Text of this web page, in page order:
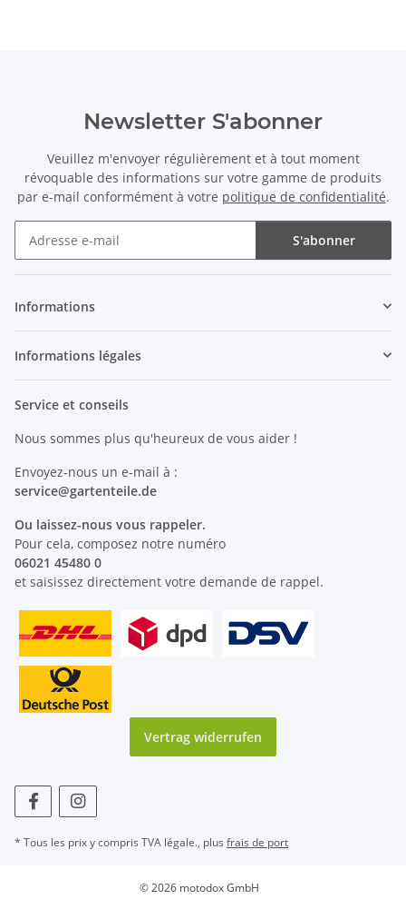
Newsletter S'abonner
Veuillez m'envoyer régulièrement et à tout moment
révoquable des informations sur votre gamme de produits
par e-mail conformément à votre politique de confidentialité.
S'abonner
Informations
Informations légales
Service et conseils
Nous sommes plus qu'heureux de vous aider !
Envoyez-nous un e-mail à :
service@gartenteile.de
Ou laissez-nous vous rappeler.
Pour cela, composez notre numéro
06021 45480 0
et saisissez directement votre demande de rappel.
Vertrag widerrufen
* Tous les prix y compris TVA légale., plus frais de port
© 2026 motodox GmbH